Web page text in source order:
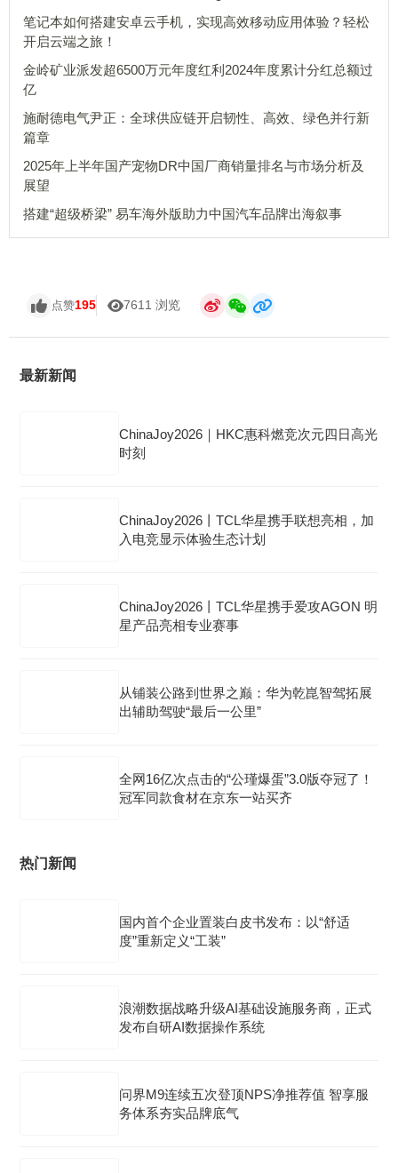
笔记本如何搭建安卓云手机，实现高效移动应用体验？轻松
开启云端之旅！
金岭矿业派发超6500万元年度红利2024年度累计分红总额过
亿
施耐德电气尹正：全球供应链开启韧性、高效、绿色并行新
篇章
2025年上半年国产宠物DR中国厂商销量排名与市场分析及
展望
搭建“超级桥梁” 易车海外版助力中国汽车品牌出海叙事
点赞195 7611 浏览
最新新闻
ChinaJoy2026｜HKC惠科燃竞次元四日高光
时刻
ChinaJoy2026丨TCL华星携手联想亮相，加
入电竞显示体验生态计划
ChinaJoy2026丨TCL华星携手爱攻AGON 明
星产品亮相专业赛事
从铺装公路到世界之巅：华为乾崑智驾拓展
出辅助驾驶“最后一公里”
全网16亿次点击的“公瑾爆蛋”3.0版夺冠了！
冠军同款食材在京东一站买齐
热门新闻
国内首个企业置装白皮书发布：以“舒适
度”重新定义“工装”
浪潮数据战略升级AI基础设施服务商，正式
发布自研AI数据操作系统
问界M9连续五次登顶NPS净推荐值 智享服
务体系夯实品牌底气